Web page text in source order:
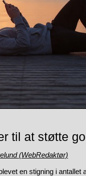
til at støtte
(WebRedaktør)
en stigning i antallet